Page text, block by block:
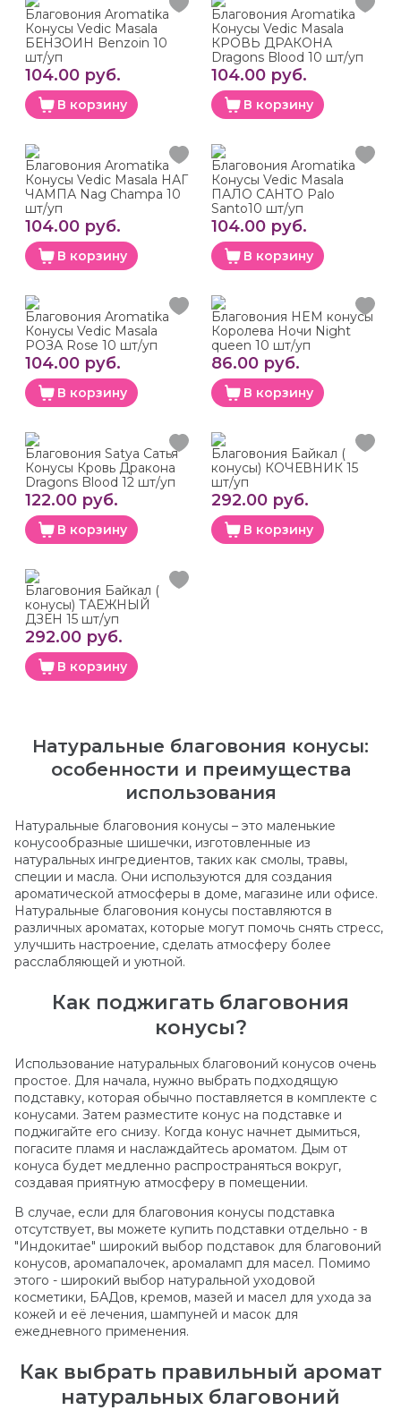
Благовония Aromatika
Конусы Vedic Masala
БЕНЗОИН Benzoin 10
шт/уп
104.00 руб.
В корзину
Благовония Aromatika
Конусы Vedic Masala
КРОВЬ ДРАКОНА
Dragons Blood 10 шт/уп
104.00 руб.
В корзину
Благовония Aromatika
Конусы Vedic Masala НАГ
ЧАМПА Nag Champa 10
шт/уп
104.00 руб.
В корзину
Благовония Aromatika
Конусы Vedic Masala
ПАЛО САНТО Palo
Santo10 шт/уп
104.00 руб.
В корзину
Благовония Aromatika
Конусы Vedic Masala
РОЗА Rose 10 шт/уп
104.00 руб.
В корзину
Благовония HEM конусы
Королева Ночи Night
queen 10 шт/уп
86.00 руб.
В корзину
Благовония Satya Сатья
Конусы Кровь Дракона
Dragons Blood 12 шт/уп
122.00 руб.
В корзину
Благовония Байкал (
конусы) КОЧЕВНИК 15
шт/уп
292.00 руб.
В корзину
Благовония Байкал (
конусы) ТАЕЖНЫЙ
ДЗЕН 15 шт/уп
292.00 руб.
В корзину
Натуральные благовония конусы:
особенности и преимущества
использования
Натуральные благовония конусы – это маленькие
конусообразные шишечки, изготовленные из
натуральных ингредиентов, таких как смолы, травы,
специи и масла. Они используются для создания
ароматической атмосферы в доме, магазине или офисе.
Натуральные благовония конусы поставляются в
различных ароматах, которые могут помочь снять стресс,
улучшить настроение, сделать атмосферу более
расслабляющей и уютной.
Как поджигать благовония
конусы?
Использование натуральных благовоний конусов очень
простое. Для начала, нужно выбрать подходящую
подставку, которая обычно поставляется в комплекте с
конусами. Затем разместите конус на подставке и
поджигайте его снизу. Когда конус начнет дымиться,
погасите пламя и наслаждайтесь ароматом. Дым от
конуса будет медленно распространяться вокруг,
создавая приятную атмосферу в помещении.
В случае, если для благовония конусы подставка
отсутствует, вы можете купить подставки отдельно - в
"Индокитае" широкий выбор подставок для благовоний
конусов, аромапалочек, аромаламп для масел. Помимо
этого - широкий выбор натуральной уходовой
косметики, БАДов, кремов, мазей и масел для ухода за
кожей и её лечения, шампуней и масок для
ежедневного применения.
Как выбрать правильный аромат
натуральных благовоний